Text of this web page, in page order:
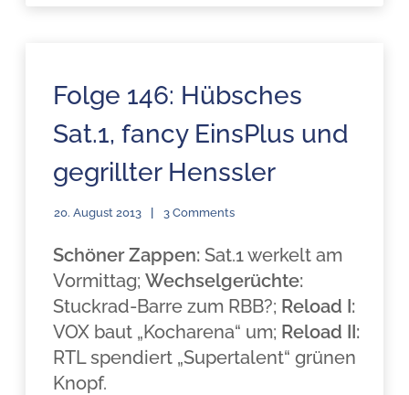
Folge 146: Hübsches
Sat.1, fancy EinsPlus und
gegrillter Henssler
20. August 2013 3 Comments
Schöner Zappen: Sat.1 werkelt am
Vormittag;Wechselgerüchte:
Stuckrad-Barre zum RBB?; Reload I:
VOX baut „Kocharena“ um; Reload II:
RTL spendiert „Supertalent“ grünen
Knopf.